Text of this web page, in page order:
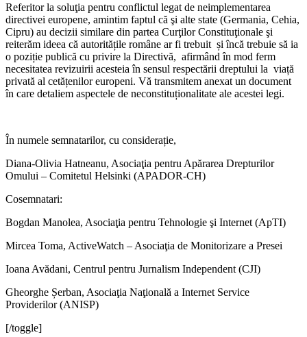
Referitor la soluţia pentru conflictul legat de neimplementarea
directivei europene, amintim faptul că şi alte state (Germania, Cehia,
Cipru) au decizii similare din partea Curţilor Constituţionale şi
reiterăm ideea că autoritățile române ar fi trebuit și încă trebuie să ia
o poziție publică cu privire la Directivă, afirmând în mod ferm
necesitatea revizuirii acesteia în sensul respectării dreptului la viață
privată al cetățenilor europeni. Vă transmitem anexat un document
în care detaliem aspectele de neconstituționalitate ale acestei legi.
În numele semnatarilor, cu considerație,
Diana-Olivia Hatneanu, Asociaţia pentru Apărarea Drepturilor
Omului – Comitetul Helsinki (APADOR-CH)
Cosemnatari:
Bogdan Manolea, Asociaţia pentru Tehnologie şi Internet (ApTI)
Mircea Toma, ActiveWatch – Asociaţia de Monitorizare a Presei
Ioana Avădani, Centrul pentru Jurnalism Independent (CJI)
Gheorghe Șerban, Asociaţia Naţională a Internet Service
Providerilor (ANISP)
[/toggle]